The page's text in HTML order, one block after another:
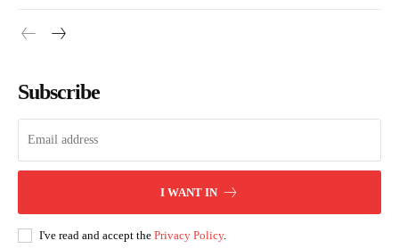
Subscribe
I WANT IN
I've read and accept the Privacy Policy.